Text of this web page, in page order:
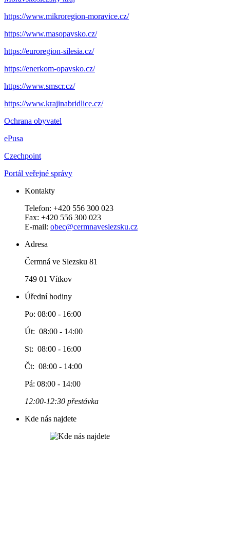
https://www.mikroregion-moravice.cz/
https://www.masopavsko.cz/
https://euroregion-silesia.cz/
https://enerkom-opavsko.cz/
https://www.smscr.cz/
https://www.krajinabridlice.cz/
Ochrana obyvatel
ePusa
Czechpoint
Portál veřejné správy
Kontakty
Telefon: +420 556 300 023
Fax: +420 556 300 023
E-mail: obec@cermnaveslezsku.cz
Adresa
Čermná ve Slezsku 81
749 01 Vítkov
Úřední hodiny
Po: 08:00 - 16:00
Út: 08:00 - 14:00
St: 08:00 - 16:00
Čt: 08:00 - 14:00
Pá: 08:00 - 14:00
12:00-12:30 přestávka
Kde nás najdete